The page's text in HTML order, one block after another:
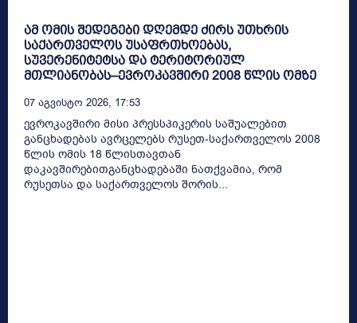
ამ ომის შედეგები დღემდე ძირს უთხრის
საქართველოს უსაფრთხოებას,
სუვერენიტეტსა და ტერიტორიულ
მთლიანობას–ევროკავშირი 2008 წლის ომზე
07 Აგვისტო 2026, 17:53
ევროკავშირი მისი პრესსპიკერის საშუალებით
განცხადებას ავრცელებს რუსეთ-საქართველოს 2008
წლის ომის 18 წლისთავთან
დაკავშირებითგანცხადებაში ნათქვამია, რომ
რუსეთსა და საქართველოს შორის...